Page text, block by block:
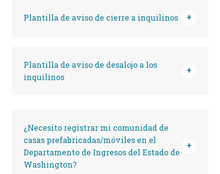
Plantilla de aviso de cierre a inquilinos
Plantilla de aviso de desalojo a los
inquilinos
¿Necesito registrar mi comunidad de
casas prefabricadas/móviles en el
Departamento de Ingresos del Estado de
Washington?